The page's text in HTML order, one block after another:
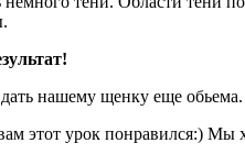
нашему щенку еще
этот урок понравился:) Мы